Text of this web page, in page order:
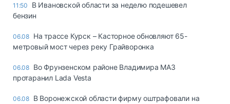
11:50
В Ивановской области за неделю подешевел
бензин
06.08 На трассе Курск – Касторное обновляют 65-
метровый мост через реку Грайворонка
06.08 Во Фрунзенском районе Владимира МАЗ
протаранил Lada Vesta
06.08 В Воронежской области фирму оштрафовали на